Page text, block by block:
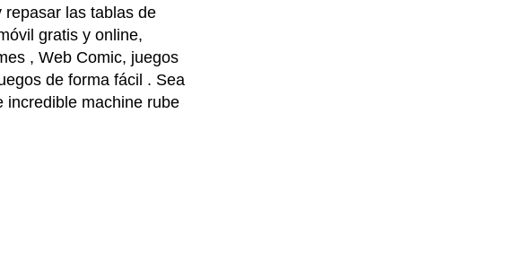
las tablas de
gratis y online,
, Web Comic, juegos
de forma fácil . Sea
incredible machine rube